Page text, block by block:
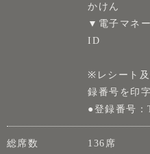
かけん
▼電子マネー
ID
※レシート
録番号を印
●登録番号：
総席数
136席